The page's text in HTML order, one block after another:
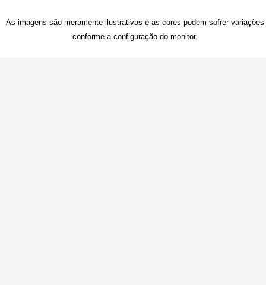
As imagens são meramente ilustrativas e as cores podem sofrer variações
conforme a configuração do monitor.